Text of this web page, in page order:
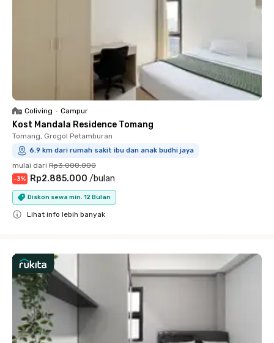
Coliving • Campur
Kost Mandala Residence Tomang
Tomang, Grogol Petamburan
6.9 km dari rumah sakit ibu dan anak budhi jaya
mulai dari Rp3.000.000
-3% Rp2.885.000 /bulan
Diskon sewa min. 12 Bulan
Lihat info lebih banyak